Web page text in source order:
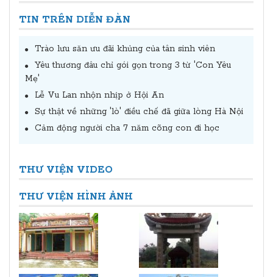
TIN TRÊN DIỄN ĐÀN
Trào lưu săn ưu đãi khủng của tân sinh viên
Yêu thương đâu chỉ gói gọn trong 3 từ 'Con Yêu
Mẹ'
Lễ Vu Lan nhộn nhịp ở Hội An
Sự thật về những 'lò' điều chế đã giữa lòng Hà Nội
Cảm động người cha 7 năm cõng con đi học
THƯ VIỆN VIDEO
THƯ VIỆN HÌNH ẢNH